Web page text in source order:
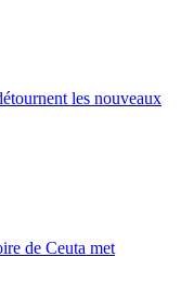
les nouveaux
de Ceuta met